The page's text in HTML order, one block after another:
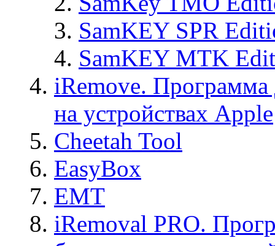
SamKEY SPR
SamKEY MTK
iRemove. Программа
на устройствах Apple
Cheetah Tool
EasyBox
EMT
iRemoval PRO.